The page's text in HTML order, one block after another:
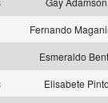
Fernando
Esmeraldo
Elisabete